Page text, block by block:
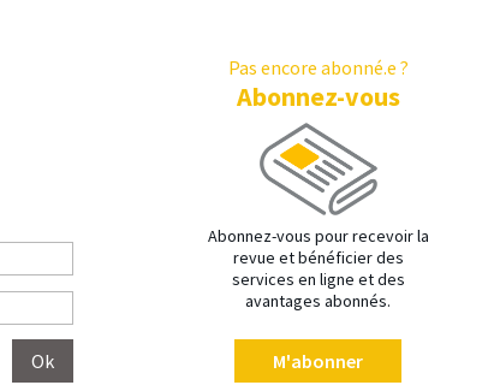
Pas encore abonné.e ?
Abonnez-vous
Abonnez-vous pour recevoir la
revue et bénéficier des
services en ligne et des
avantages abonnés.
M'abonner